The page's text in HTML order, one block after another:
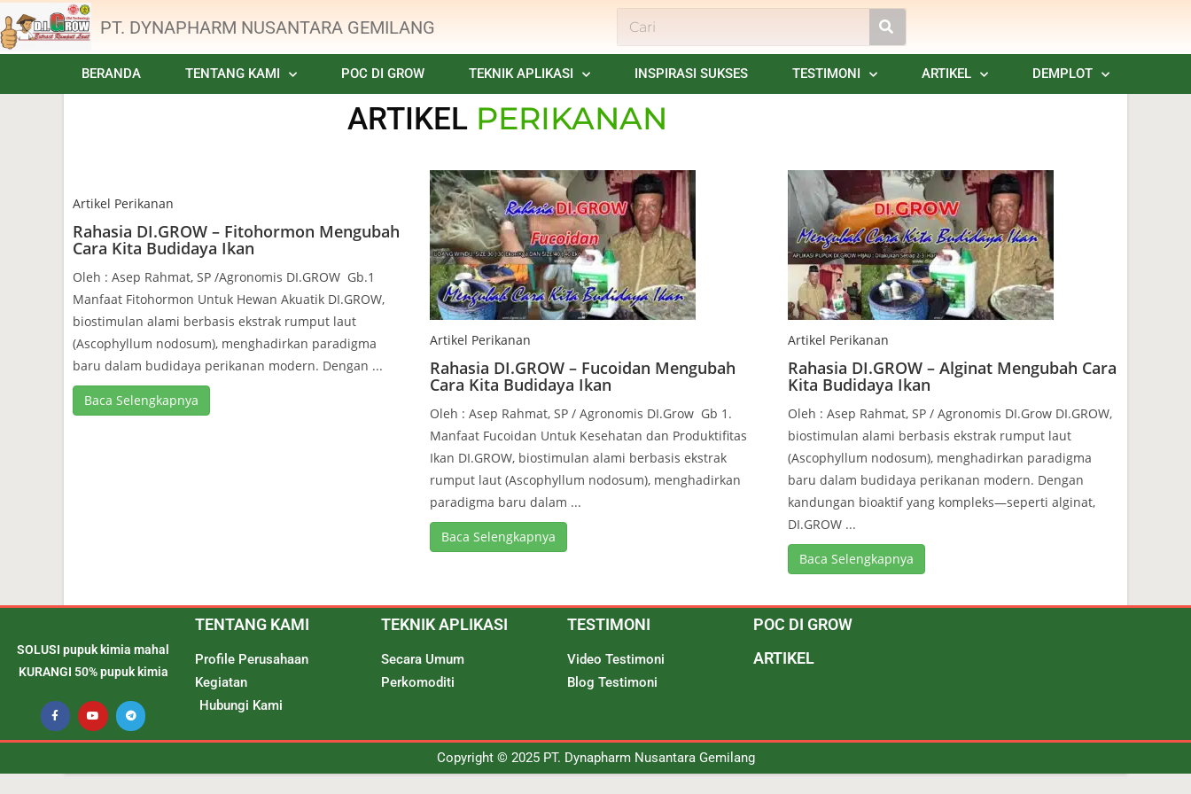
PT. DYNAPHARM NUSANTARA GEMILANG
BERANDA TENTANG KAMI POC DI GROW TEKNIK APLIKASI INSPIRASI SUKSES TESTIMONI ARTIKEL DEMPLOT
ARTIKEL PERIKANAN
Artikel Perikanan
Rahasia DI.GROW – Fitohormon Mengubah
Cara Kita Budidaya Ikan
Oleh : Asep Rahmat, SP /Agronomis DI.GROW Gb.1
Manfaat Fitohormon Untuk Hewan Akuatik DI.GROW,
biostimulan alami berbasis ekstrak rumput laut
(Ascophyllum nodosum), menghadirkan paradigma
baru dalam budidaya perikanan modern. Dengan ...
Baca Selengkapnya
Artikel Perikanan
Rahasia DI.GROW – Fucoidan Mengubah
Cara Kita Budidaya Ikan
Oleh : Asep Rahmat, SP / Agronomis DI.Grow Gb 1.
Manfaat Fucoidan Untuk Kesehatan dan Produktifitas
Ikan DI.GROW, biostimulan alami berbasis ekstrak
rumput laut (Ascophyllum nodosum), menghadirkan
paradigma baru dalam ...
Baca Selengkapnya
Artikel Perikanan
Rahasia DI.GROW – Alginat Mengubah Cara
Kita Budidaya Ikan
Oleh : Asep Rahmat, SP / Agronomis DI.Grow DI.GROW,
biostimulan alami berbasis ekstrak rumput laut
(Ascophyllum nodosum), menghadirkan paradigma
baru dalam budidaya perikanan modern. Dengan
kandungan bioaktif yang kompleks—seperti alginat,
DI.GROW ...
Baca Selengkapnya
SOLUSI pupuk kimia mahal
KURANGI 50% pupuk kimia
TENTANG KAMI
Profile Perusahaan
Kegiatan
Hubungi Kami
TEKNIK APLIKASI
Secara Umum
Perkomoditi
TESTIMONI
Video Testimoni
Blog Testimoni
POC DI GROW
ARTIKEL
Copyright © 2025 PT. Dynapharm Nusantara Gemilang